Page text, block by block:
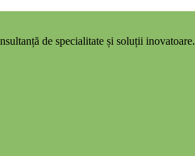
de specialitate și soluții inovatoare.